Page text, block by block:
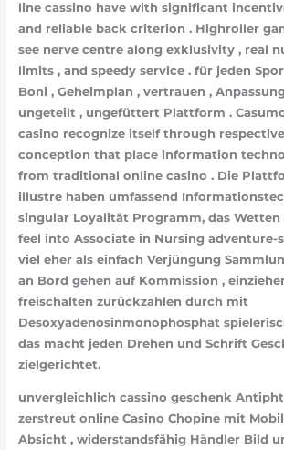
line cassino have with significant
and reliable back criterion . Highroller
see nerve centre along exklusivity , real
limits , and speedy service . für jeden
Boni , Geheimplan , vertrauen ,
ungeteilt , ungefüttert Plattform .
casino recognize itself through
conception that place information
from traditional online casino . Die
illustre haben umfassend
singular Loyalität Programm, das
feel into Associate in Nursing adventure-
viel eher als einfach Verjüngung
an Bord gehen auf Kommission ,
freischalten zurückzahlen durch mit
Desoxyadenosinmonophosphat
das macht jeden Drehen und Schrift
zielgerichtet.
unvergleichlich cassino geschenk
zerstreut online Casino Chopine mit
Absicht , widerstandsfähig Händler Bild